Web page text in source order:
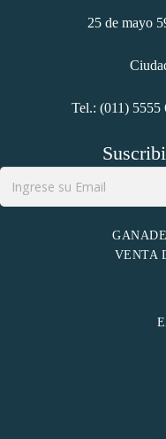
25 de mayo
Tel.: (011) 5555
VENTA